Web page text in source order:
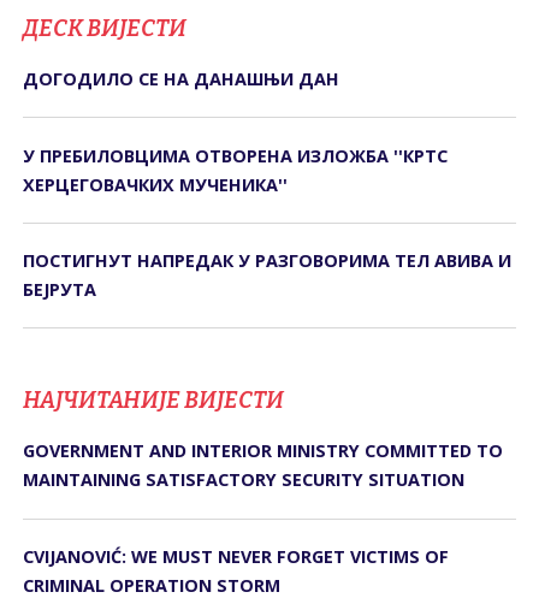
ДЕСК ВИЈЕСТИ
ДОГОДИЛО СЕ НА ДАНАШЊИ ДАН
У ПРЕБИЛОВЦИМА ОTВОРЕНА ИЗЛОЖБА ''КРTС
ХЕРЦЕГОВАЧКИХ МУЧЕНИКА''
ПОСТИГНУТ НАПРЕДАК У РАЗГОВОРИМА ТЕЛ АВИВА И
БЕЈРУТА
НАЈЧИТАНИЈЕ ВИЈЕСТИ
GOVERNMENT AND INTERIOR MINISTRY COMMITTED TO
MAINTAINING SATISFACTORY SECURITY SITUATION
CVIJANOVIĆ: WE MUST NEVER FORGET VICTIMS OF
CRIMINAL OPERATION STORM